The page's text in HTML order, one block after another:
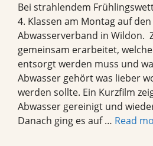
Bei strahlendem
4. Klassen am Montag auf
Abwasserverband in Wildon.
gemeinsam erarbeitet,
entsorgt werden muss und
Abwasser gehört was lieber
werden sollte. Ein Kurzfilm
Abwasser gereinigt und
Danach ging es auf … Read